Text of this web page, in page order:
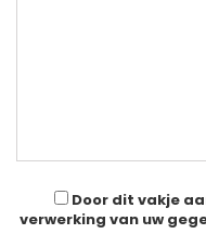
Door dit vakje
verwerking van uw